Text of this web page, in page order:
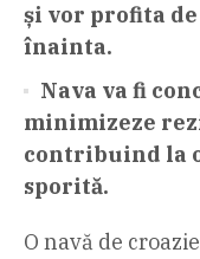
și vor profita
înainta.
Nava va fi
minimizeze
contribuind la
sporită.
O navă de